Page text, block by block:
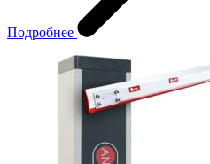
Подробнее